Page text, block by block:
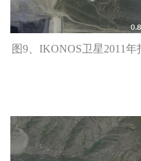
图9、IKONOS卫星2011